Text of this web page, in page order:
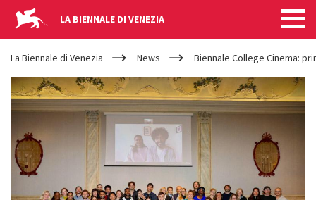
LA BIENNALE DI VENEZIA
YOUR
ARE
HERE
La Biennale di Venezia News Biennale College Cinema: